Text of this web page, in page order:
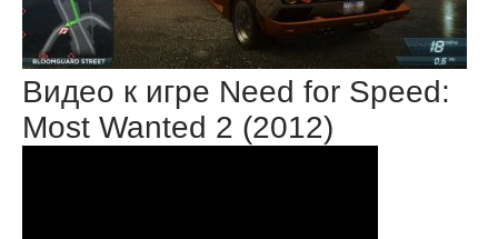
Видео к игре Need for Speed:
Most Wanted 2 (2012)